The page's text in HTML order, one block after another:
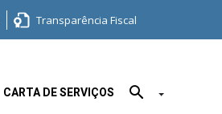
Transparência Fiscal
CARTA DE SERVIÇOS